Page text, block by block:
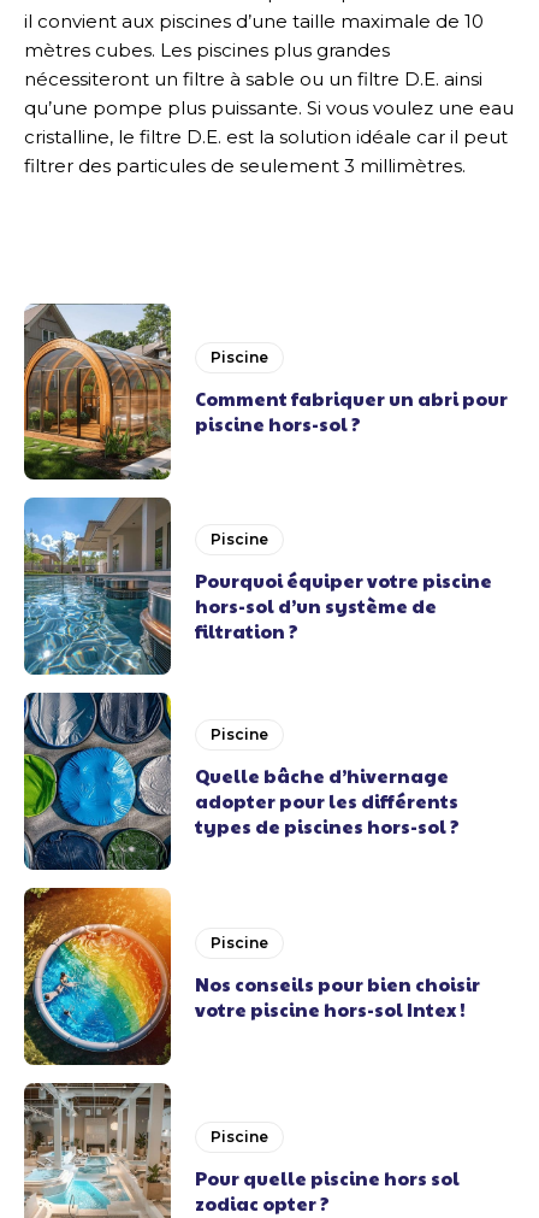
il convient aux piscines d’une taille maximale de 10
mètres cubes. Les piscines plus grandes
nécessiteront un filtre à sable ou un filtre D.E. ainsi
qu’une pompe plus puissante. Si vous voulez une eau
cristalline, le filtre D.E. est la solution idéale car il peut
filtrer des particules de seulement 3 millimètres.
Piscine
Comment fabriquer un abri pour
piscine hors-sol ?
Piscine
Pourquoi équiper votre piscine
hors-sol d’un système de
filtration ?
Piscine
Quelle bâche d’hivernage
adopter pour les différents
types de piscines hors-sol ?
Piscine
Nos conseils pour bien choisir
votre piscine hors-sol Intex !
Piscine
Pour quelle piscine hors sol
zodiac opter ?